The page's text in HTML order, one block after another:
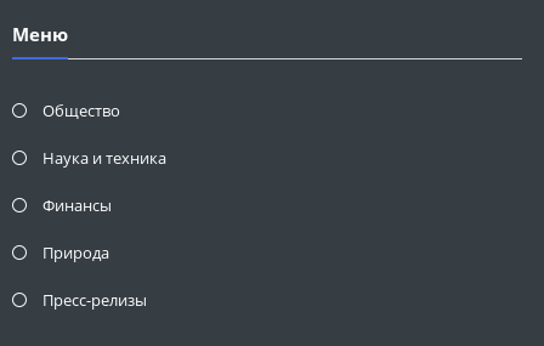
Меню
Общество
Наука и техника
Финансы
Природа
Пресс-релизы